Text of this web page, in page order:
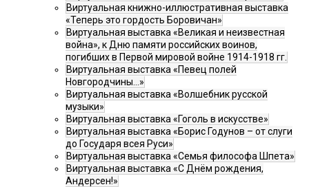
Виртуальная книжно-иллюстративная выставка
«Теперь это гордость Боровичан»
Виртуальная выставка «Великая и неизвестная
война», к Дню памяти российских воинов,
погибших в Первой мировой войне 1914-1918 гг.
Виртуальная выставка «Певец полей
Новгородчины…»
Виртуальная выставка «Волшебник русской
музыки»
Виртуальная выставка «Гоголь в искусстве»
Виртуальная выставка «Борис Годунов – от слуги
до Государя всея Руси»
Виртуальная выставка «Семья философа Шпета»
Виртуальная выставка «С Днём рождения,
Андерсен!»